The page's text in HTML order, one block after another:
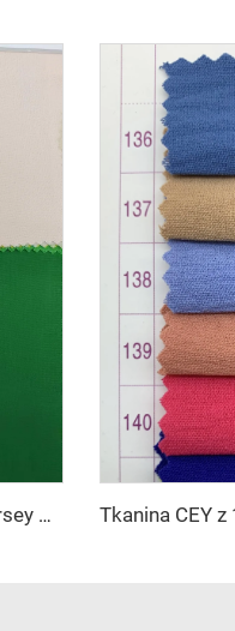
Poliesterowa tkanina szifonowa typu dżersey Współcześniepleciony materiał na sukienkę